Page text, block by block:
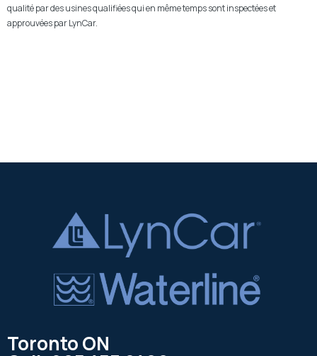
qualité par des usines qualifiées qui en même temps sont inspectées et
approuvées par LynCar.
Toronto ON